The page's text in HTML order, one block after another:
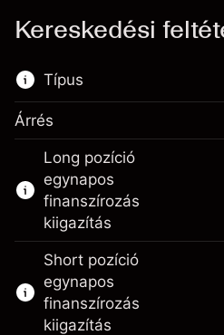
Kereskedési
Típus
Ez a pénzügyi eszköz
outokon keresztül is
Bővebb információk:
CFD-k
Knock-outok
Árrés
Long pozíció
egynapos
finanszírozás
kiigazítás
Short pozíció
egynapos
finanszírozás
kiigazítás